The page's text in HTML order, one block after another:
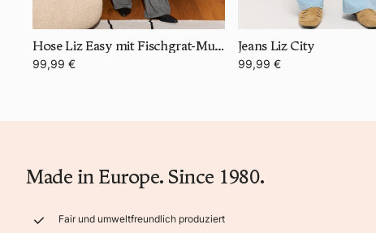
Hose Liz Easy mit Fischgrat-Muster
99,99 €
Jeans Liz City
99,99 €
Made in Europe. Since 1980.
Fair und umweltfreundlich produziert